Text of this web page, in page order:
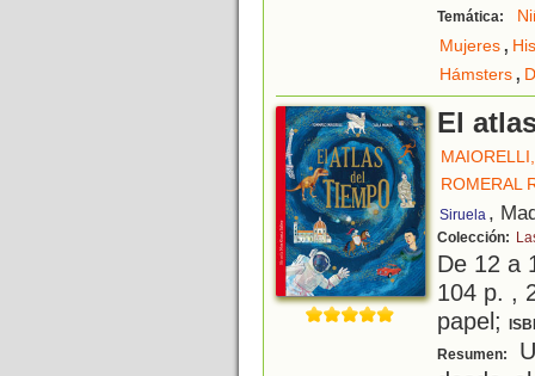
Temática:
Mujeres,
Hámsters,
El
ROMERAL
Siruela ,
Colección:
De 12 a
104 p. ,
papel;
Resumen: